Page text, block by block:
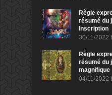
Règle
résumé du
Inscription
30/11/2022
Règle
résumé du
magnifique
04/11/2022